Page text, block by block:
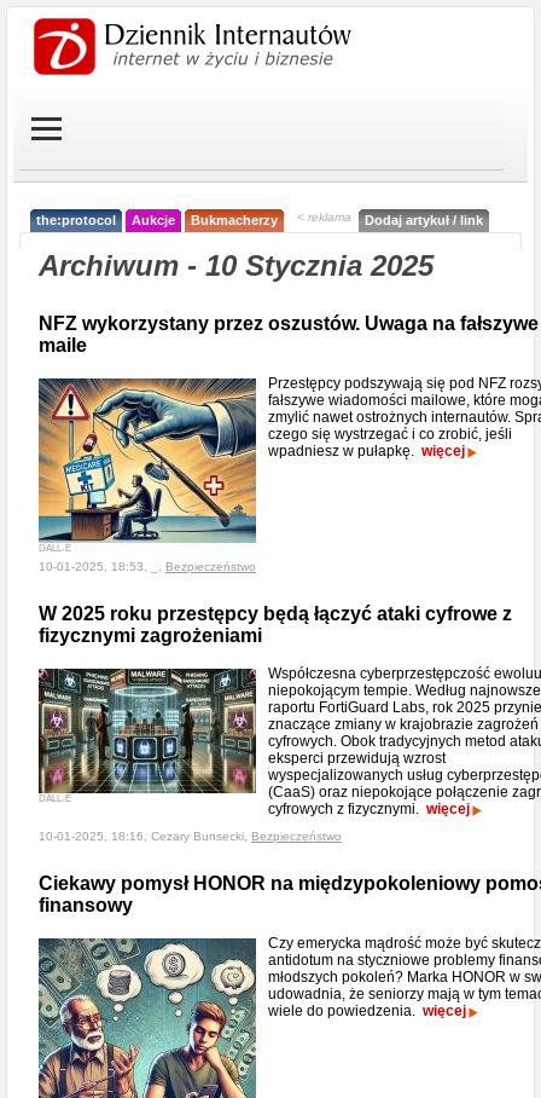
the:protocol Aukcje Bukmacherzy < reklama Dodaj artykuł / link
Archiwum - 10 Stycznia 2025
NFZ wykorzystany przez oszustów. Uwaga na fałszywe
maile
DALL-E
Przestępcy podszywają się pod NFZ
fałszywe wiadomości mailowe, które
zmylić nawet ostrożnych internautów.
czego się wystrzegać i co zrobić, jeśli
wpadniesz w pułapkę. więcej
10-01-2025, 18:53, _, Bezpieczeństwo
W 2025 roku przestępcy będą łączyć ataki cyfrowe z
fizycznymi zagrożeniami
DALL-E
Współczesna cyberprzestępczość
niepokojącym tempie. Według
raportu FortiGuard Labs, rok 2025
znaczące zmiany w krajobrazie zagrożeń
cyfrowych. Obok tradycyjnych metod
eksperci przewidują wzrost
wyspecjalizowanych usług
(CaaS) oraz niepokojące połączenie
cyfrowych z fizycznymi. więcej
10-01-2025, 18:16, Cezary Bunsecki, Bezpieczeństwo
Ciekawy pomysł HONOR na międzypokoleniowy
finansowy
Czy emerycka mądrość może być
antidotum na styczniowe problemy
młodszych pokoleń? Marka HONOR w
udowadnia, że seniorzy mają w tym
wiele do powiedzenia. więcej